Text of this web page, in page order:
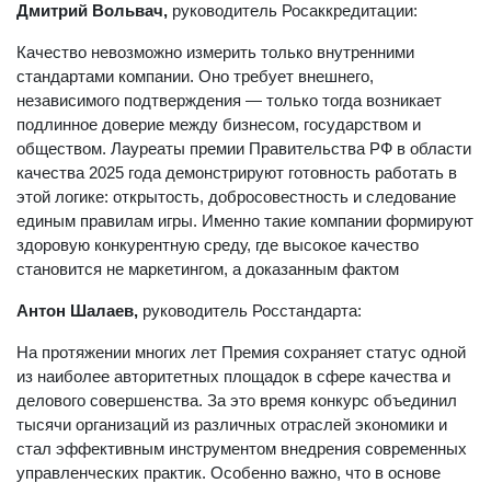
Дмитрий Вольвач, руководитель Росаккредитации:
Качество невозможно измерить только внутренними
стандартами компании. Оно требует внешнего,
независимого подтверждения — только тогда возникает
подлинное доверие между бизнесом, государством и
обществом. Лауреаты премии Правительства РФ в области
качества 2025 года демонстрируют готовность работать в
этой логике: открытость, добросовестность и следование
единым правилам игры. Именно такие компании формируют
здоровую конкурентную среду, где высокое качество
становится не маркетингом, а доказанным фактом
Антон Шалаев, руководитель Росстандарта:
На протяжении многих лет Премия сохраняет статус одной
из наиболее авторитетных площадок в сфере качества и
делового совершенства. За это время конкурс объединил
тысячи организаций из различных отраслей экономики и
стал эффективным инструментом внедрения современных
управленческих практик. Особенно важно, что в основе